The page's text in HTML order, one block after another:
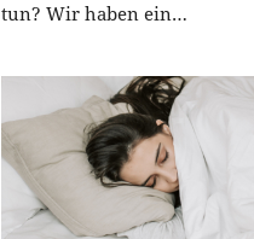
tun? Wir haben ein…